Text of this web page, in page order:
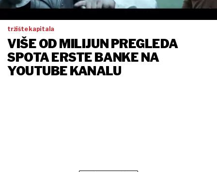
tržište kapitala
VIŠE OD MILIJUN PREGLEDA
SPOTA ERSTE BANKE NA
YOUTUBE KANALU